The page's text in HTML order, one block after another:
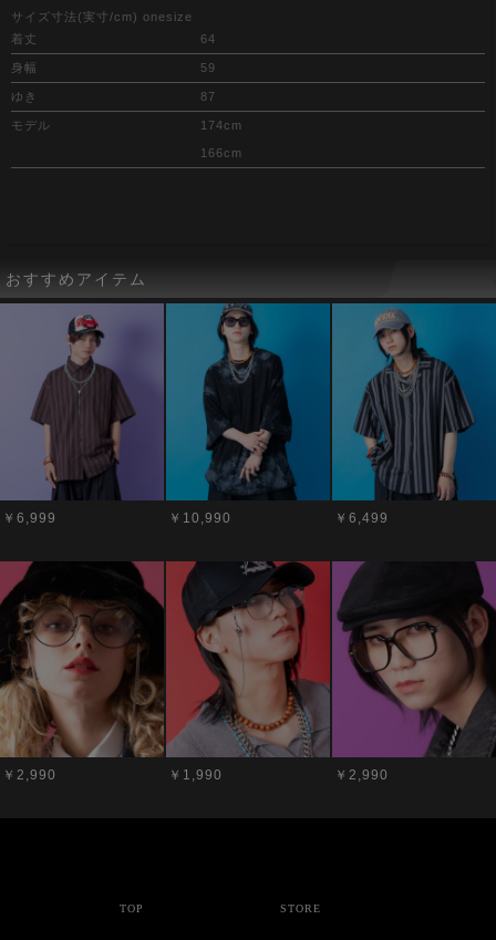
サイズ寸法(実寸/cm) onesize
着丈
64
身幅 59
ゆき 87
モデル 174cm
166cm
おすすめアイテム
￥6,999 ￥10,990 ￥6,499
￥2,990 ￥1,990 ￥2,990
TOP STORE